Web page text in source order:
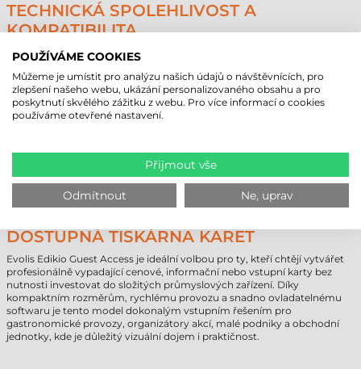
TECHNICKÁ SPOLEHLIVOST A
KOMPATIBILITA
Tiskárna plastových karetEvolis Edikio Guest Access využívá
monochromatickou technologii termotransferového tisku s tiskovou
hlavou o rozlišení 300 dpi. Zařízení automaticky rozpozná vloženou
barvicí pásku a upozorní uživatele na její docházení nebo potřebu
výměny.
Tiskárna je kompatibilní s PVC, papírovými i PLA/dřevěnými kartami ve
systémech Windows i MacOS.
EVOLIS EDIKIO GUEST ACCESS –
DOSTUPNÁ TISKÁRNA KARET
Evolis Edikio Guest Access je ideální volbou pro ty, kteří chtějí vytvářet
profesionálně vypadající cenové, informační nebo vstupní karty bez
nutnosti investovat do složitých průmyslových zařízení. Díky
kompaktním rozměrům, rychlému provozu a snadno ovladatelnému
softwaru je tento model dokonalým vstupním řešením pro
gastronomické provozy, organizátory akcí, malé podniky a obchodní
jednotky, kde je důležitý vizuální dojem i praktičnost.
POUŽÍVÁME COOKIES
Můžeme je umístit pro analýzu našich údajů o návštěvnících, pro
zlepšení našeho webu, ukázání personalizovaného obsahu a pro
poskytnutí skvělého zážitku z webu. Pro více informací o cookies
používáme otevřené nastavení.
Přijmout vše
Odmítnout Ne, uprav